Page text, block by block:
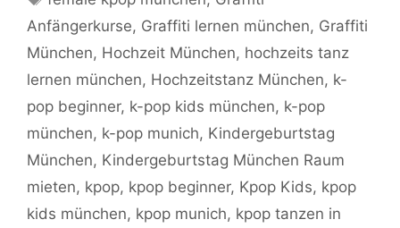
Anfängerkurse, Graffiti lernen münchen, Graffiti
München, Hochzeit München, hochzeits tanz
lernen münchen, Hochzeitstanz München, k-
pop beginner, k-pop kids münchen, k-pop
münchen, k-pop munich, Kindergeburtstag
München, Kindergeburtstag München Raum
mieten, kpop, kpop beginner, Kpop Kids, kpop
kids münchen, kpop munich, kpop tanzen in